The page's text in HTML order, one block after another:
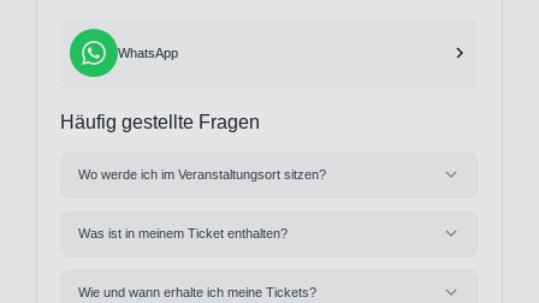
WhatsApp
Häufig gestellte Fragen
Wo werde ich im Veranstaltungsort sitzen?
Was ist in meinem Ticket enthalten?
Wie und wann erhalte ich meine Tickets?